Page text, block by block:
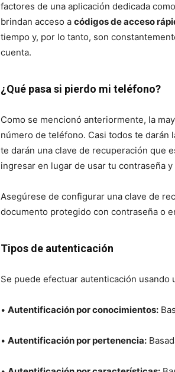
factores de una aplicación dedicada como
brindan acceso a códigos de acceso
tiempo y, por lo tanto, son
cuenta.
¿Qué pasa si pierdo mi teléfono?
Como se mencionó anteriormente, la
número de teléfono. Casi todos te darán
te darán una clave de recuperación que
ingresar en lugar de usar tu contraseña y
Asegúrese de configurar una clave de
documento protegido con contraseña o
Tipos de autenticación
Se puede efectuar autenticación
• Autentificación por conocimientos:
• Autentificación por pertenencia: